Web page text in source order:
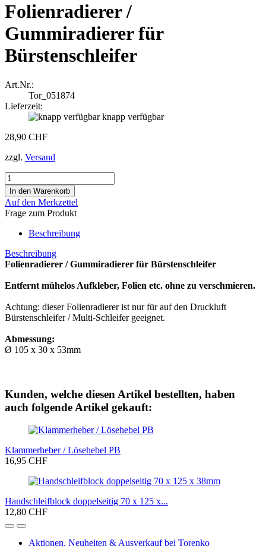
Folienradierer /
Gummiradierer für
Bürstenschleifer
Art.Nr.:
Tor_051874
Lieferzeit:
knapp verfügbar
28,90 CHF
zzgl. Versand
Auf den Merkzettel
Frage zum Produkt
Beschreibung
Beschreibung
Folienradierer / Gummiradierer für Bürstenschleifer
Entfernt mühelos Aufkleber, Folien etc. ohne zu verschmieren.
Achtung: dieser Folienradierer ist nur für auf den Druckluft
Bürstenschleifer / Multi-Schleifer geeignet.
Abmessung:
Ø 105 x 30 x 53mm
Kunden, welche diesen Artikel bestellten, haben
auch folgende Artikel gekauft:
Klammerheber / Lösehebel PB
16,95 CHF
Handschleifblock doppelseitig 70 x 125 x...
12,80 CHF
Aktionen, Neuheiten & Ausverkauf bei Torenko